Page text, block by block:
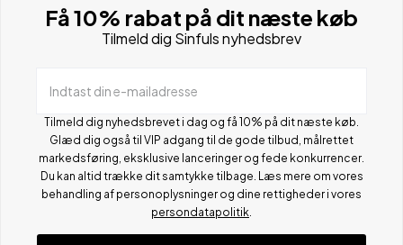
Få 10% rabat på dit næste køb
Tilmeld dig Sinfuls nyhedsbrev
Indtast din e-mailadresse
Tilmeld dig nyhedsbrevet i dag og få 10% på dit næste køb.
Glæd dig også til VIP adgang til de gode tilbud, målrettet
markedsføring, eksklusive lanceringer og fede konkurrencer.
Du kan altid trække dit samtykke tilbage. Læs mere om vores
behandling af personoplysninger og dine rettigheder i vores
persondatapolitik